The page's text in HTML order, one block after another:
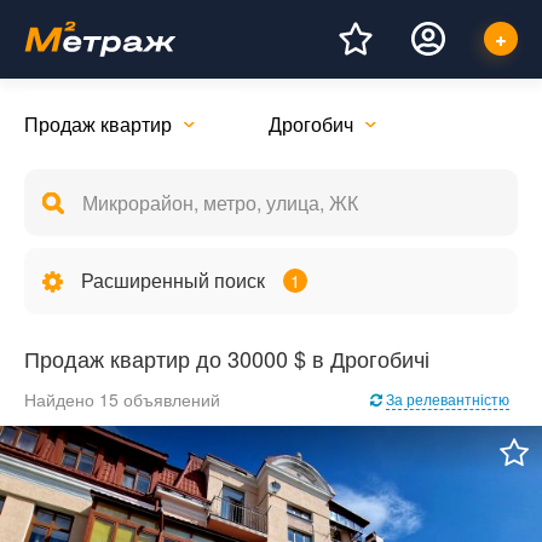
Продаж квартир Дрогобич
Расширенный поиск 1
Продаж квартир до 30000 $ в Дрогобичі
Найдено 15 объявлений За релевантністю